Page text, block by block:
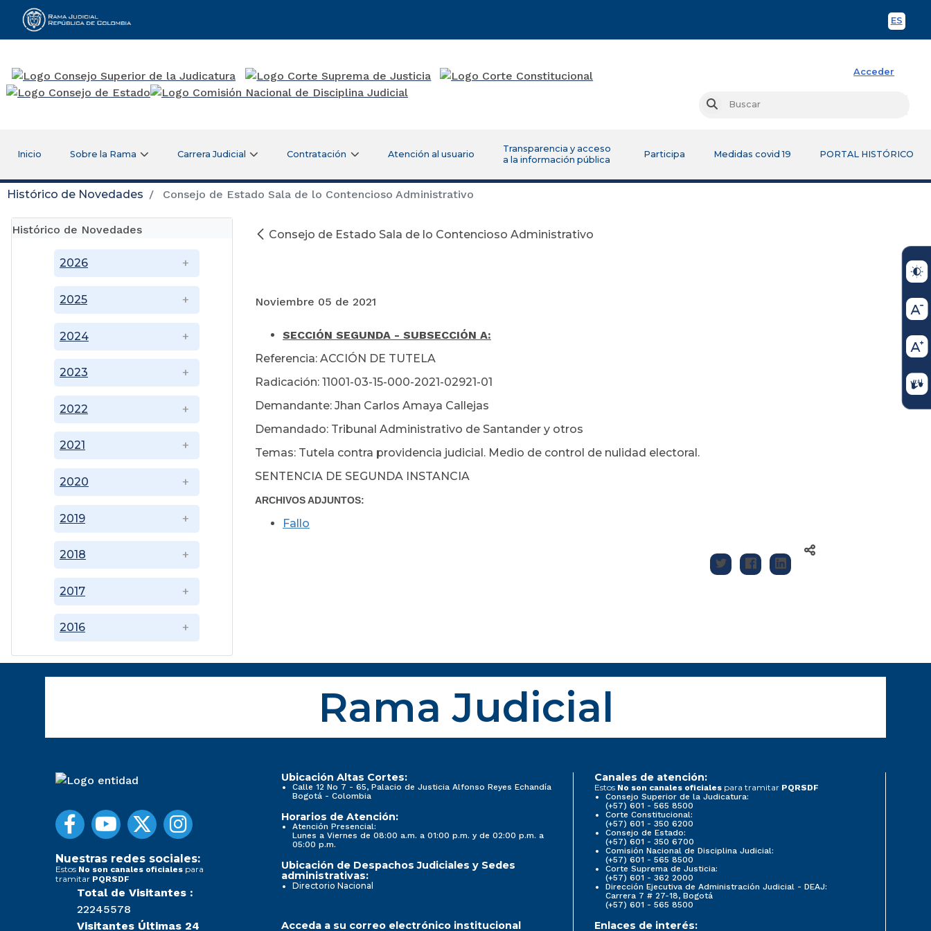
ES
Rama Judicial
Acceder
Buscar
Inicio Sobre la Rama Carrera Judicial Contratación Atención al usuario
Transparencia y acceso
a la información pública
Participa Medidas covid 19 PORTAL HISTÓRICO
Histórico de Novedades Consejo de Estado Sala de lo Contencioso Administrativo
Histórico de Novedades
2016
2017
2018
2019
2020
2021
2022
2023
2024
2025
2026
Consejo de Estado Sala de lo Contencioso Administrativo
Noviembre 05 de 2021
SECCIÓN SEGUNDA - SUBSECCIÓN A:
Referencia: ACCIÓN DE TUTELA
Radicación: 11001-03-15-000-2021-02921-01
Demandante: Jhan Carlos Amaya Callejas
Demandado: Tribunal Administrativo de Santander y otros
Temas: Tutela contra providencia judicial. Medio de control de nulidad electoral.
SENTENCIA DE SEGUNDA INSTANCIA
ARCHIVOS ADJUNTOS:
Fallo
Rama Judicial
Nuestras redes sociales:
Estos No son canales oficiales para
tramitar PQRSDF
Total de Visitantes :
22245578
Visitantes Últimas 24
Ubicación Altas Cortes:
Calle 12 No 7 - 65, Palacio de Justicia Alfonso Reyes Echandía
Bogotá - Colombia
Horarios de Atención:
Atención Presencial:
Lunes a Viernes de 08:00 a.m. a 01:00 p.m. y de 02:00 p.m. a
05:00 p.m.
Ubicación de Despachos Judiciales y Sedes
administrativas:
Directorio Nacional
Canales de atención:
Estos No son canales oficiales para tramitar PQRSDF
Consejo Superior de la Judicatura:
(+57) 601 - 565 8500
Corte Constitucional:
(+57) 601 - 350 6200
Consejo de Estado:
(+57) 601 - 350 6700
Comisión Nacional de Disciplina Judicial:
(+57) 601 - 565 8500
Corte Suprema de Justicia:
(+57) 601 - 362 2000
Dirección Ejecutiva de Administración Judicial - DEAJ:
Carrera 7 # 27-18, Bogotá
(+57) 601 - 565 8500
Acceda a su correo electrónico institucional Enlaces de interés: